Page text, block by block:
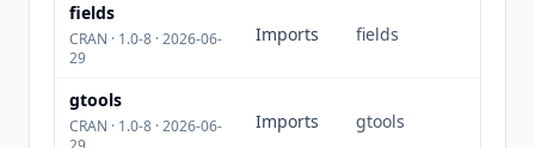
fields
CRAN · 1.0-8 · 2026-06-
29
Imports fields
gtools
CRAN · 1.0-8 · 2026-06-
Imports gtools